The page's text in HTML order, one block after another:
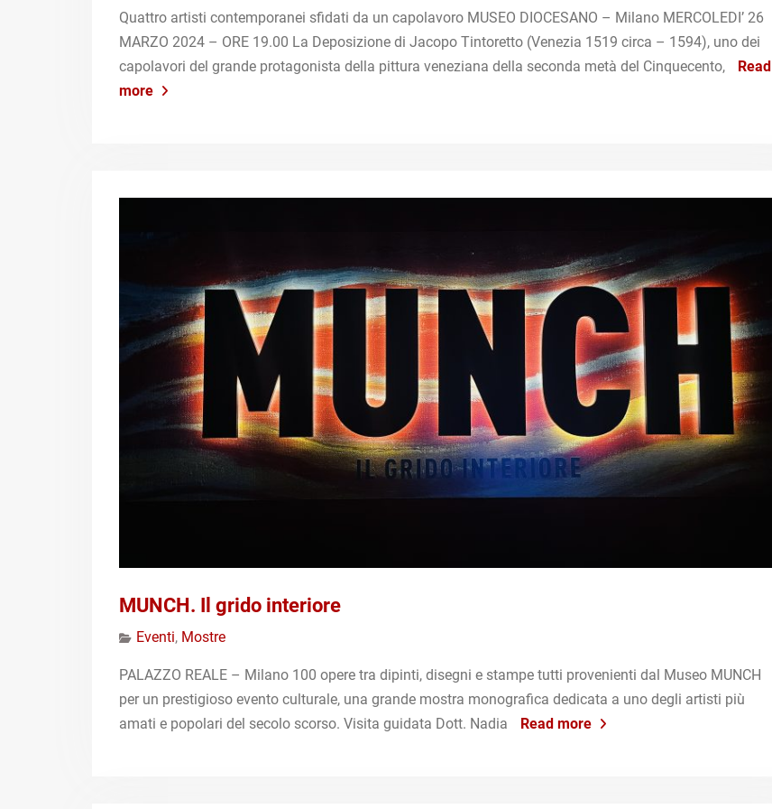
Quattro artisti contemporanei sfidati da un capolavoro MUSEO DIOCESANO – Milano MERCOLEDI’ 26
MARZO 2024 – ORE 19.00 La Deposizione di Jacopo Tintoretto (Venezia 1519 circa – 1594), uno dei
capolavori del grande protagonista della pittura veneziana della seconda metà del Cinquecento,
Read
more
MUNCH. Il grido interiore
Eventi, Mostre
PALAZZO REALE – Milano 100 opere tra dipinti, disegni e stampe tutti provenienti dal Museo MUNCH
per un prestigioso evento culturale, una grande mostra monografica dedicata a uno degli artisti più
amati e popolari del secolo scorso. Visita guidata Dott. Nadia
Read more